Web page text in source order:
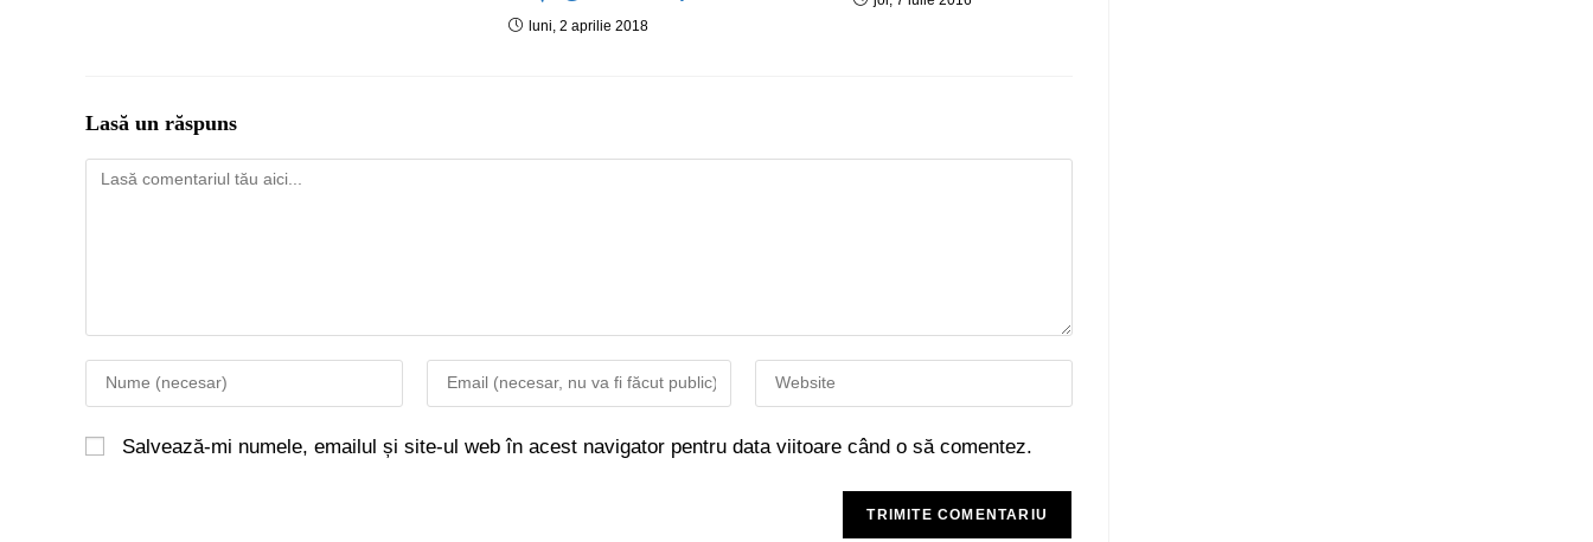
luni, 2 aprilie 2018
Lasă un răspuns
Salvează-mi numele, emailul și site-ul web în acest navigator pentru data viitoare când o să comentez.